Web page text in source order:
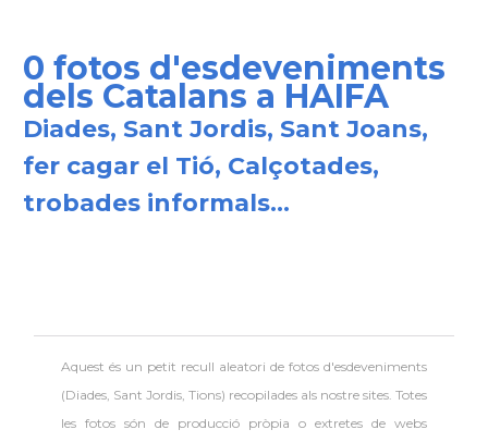
0 fotos d'esdeveniments
dels Catalans a HAIFA
Diades, Sant Jordis, Sant Joans,
fer cagar el Tió, Calçotades,
trobades informals...
Aquest és un petit recull aleatori defotos d'esdeveniments
(Diades, Sant Jordis, Tions) recopilades als nostre sites. Totes
les fotos són de producció pròpia o extretes de webs